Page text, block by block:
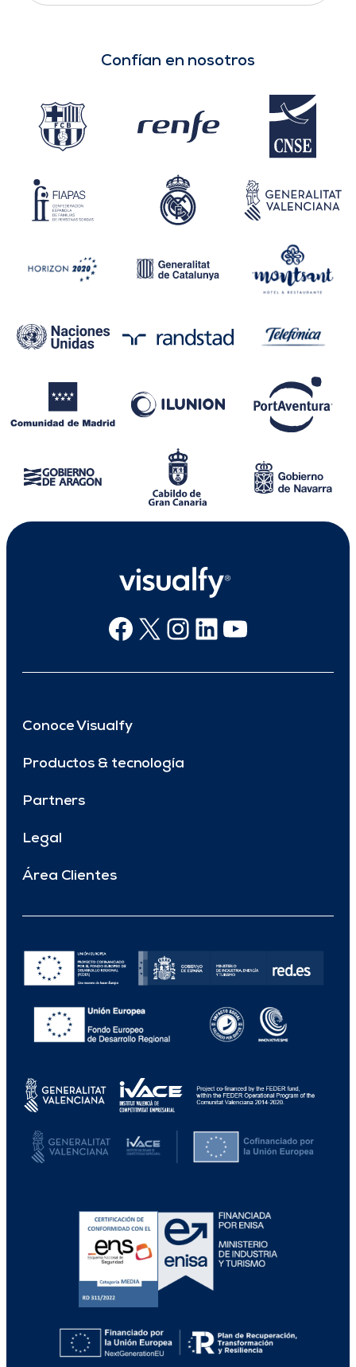
Confían en nosotros
Facebook
X Instagram
Linkedin
Youtube
Conoce Visualfy
Productos & tecnología
Partners
Legal
Área Clientes